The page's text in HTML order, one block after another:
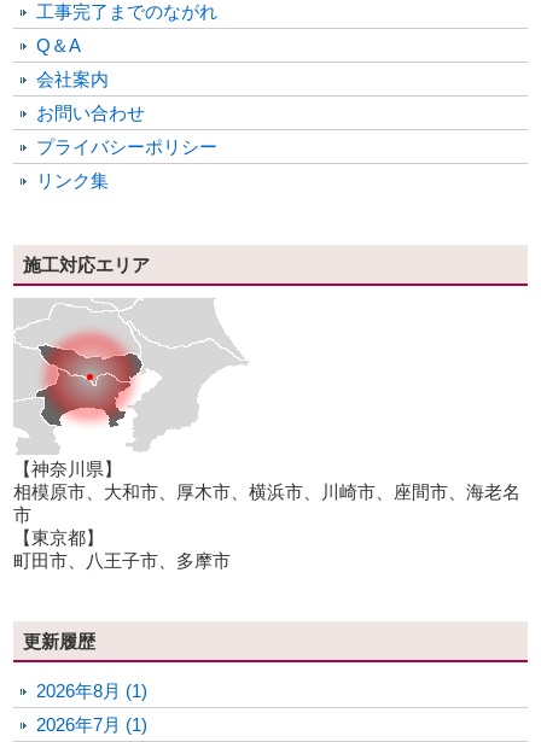
工事完了までのながれ
Q＆A
会社案内
お問い合わせ
プライバシーポリシー
リンク集
施工対応エリア
【神奈川県】
相模原市、大和市、厚木市、横浜市、川崎市、座間市、海老名
市
【東京都】
町田市、八王子市、多摩市
更新履歴
2026年8月 (1)
2026年7月 (1)